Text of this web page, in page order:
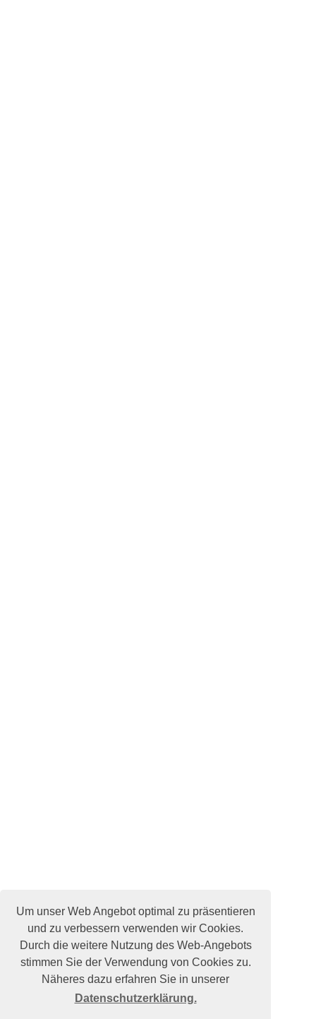
Um unser Web Angebot optimal zu präsentieren
und zu verbessern verwenden wir Cookies.
Durch die weitere Nutzung des Web-Angebots
stimmen Sie der Verwendung von Cookies zu.
Näheres dazu erfahren Sie in unserer
Datenschutzerklärung.